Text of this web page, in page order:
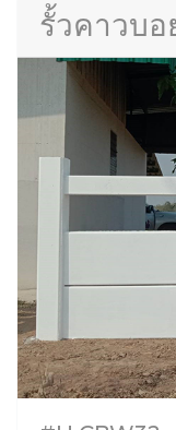
รั้วคาวบ